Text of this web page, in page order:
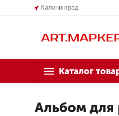
Калининград
Каталог
Альбом для